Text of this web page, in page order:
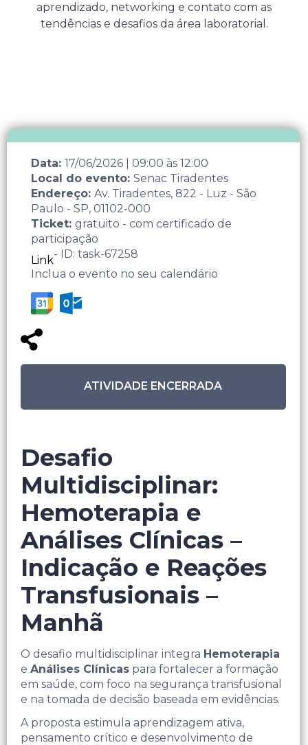
aprendizado, networking e contato com as
tendências e desafios da área laboratorial.
Data: 17/06/2026 09:00 às 12:00
Local do evento: Senac Tiradentes
Endereço: Av. Tiradentes, 822 - Luz - São
Paulo - SP, 01102-000
Ticket: gratuito - com certificado de
participação
Link- ID: task-67258
Inclua o evento no seu calendário
ATIVIDADE ENCERRADA
Desafio
Multidisciplinar:
Hemoterapia e
Análises Clínicas –
Indicação e Reações
Transfusionais –
Manhã
O desafio multidisciplinar integra Hemoterapia
e Análises Clínicas para fortalecer a formação
em saúde, com foco na segurança transfusional
e na tomada de decisão baseada em evidências.
A proposta estimula aprendizagem ativa,
pensamento crítico e desenvolvimento de